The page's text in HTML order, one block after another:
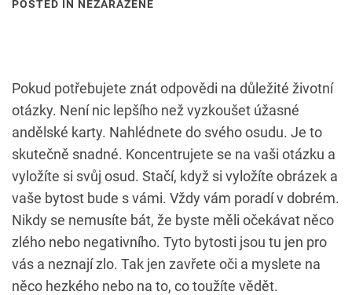
POSTED IN NEZAŘAZENÉ
Pokud potřebujete znát odpovědi na důležité životní
otázky. Není nic lepšího než vyzkoušet úžasné
andělské karty. Nahlédnete do svého osudu. Je to
skutečně snadné. Koncentrujete se na vaši otázku a
vyložíte si svůj osud. Stačí, když si vyložíte obrázek a
vaše bytost bude s vámi. Vždy vám poradí v dobrém.
Nikdy se nemusíte bát, že byste měli očekávat něco
zlého nebo negativního. Tyto bytosti jsou tu jen pro
vás a neznají zlo. Tak jen zavřete oči a myslete na
něco hezkého nebo na to, co toužíte vědět.